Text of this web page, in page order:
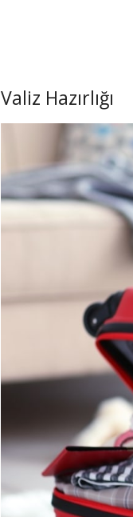
Valiz Hazırlığı